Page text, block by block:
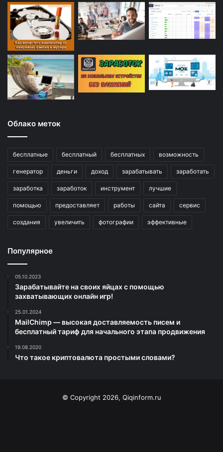
Облако меток
бесплатные бесплатный бесплатных возможность
генератор деньги доход зарабатывать заработать
заработка заработок инструмент лучшие
помощью предоставляет работы сайта сервис
создания увеличить фотографии эффективные
Популярное
05.10.2023
Зарабатывайте на своих яйцах с помощью
захватывающих онлайн игр!
25.01.2024
MailChimp — высокая доставляемость писем и
бесплатный тариф для начального этапа продвижения
19.08.2020
Что такое криптовалюта простыми словами?
© Copyright 2026, Qiqinform.ru